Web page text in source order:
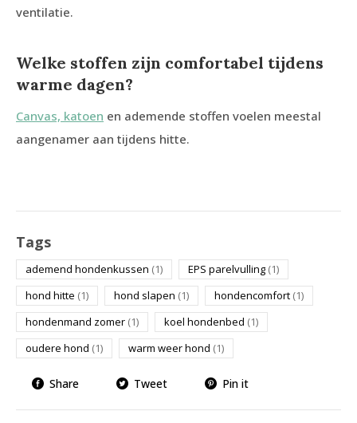
ventilatie.
Welke stoffen zijn comfortabel tijdens
warme dagen?
Canvas, katoen en ademende stoffen voelen meestal
aangenamer aan tijdens hitte.
Tags
ademend hondenkussen (1) EPS parelvulling (1)
hond hitte (1) hond slapen (1) hondencomfort (1)
hondenmand zomer (1) koel hondenbed (1)
oudere hond (1) warm weer hond (1)
Share Tweet Pin it